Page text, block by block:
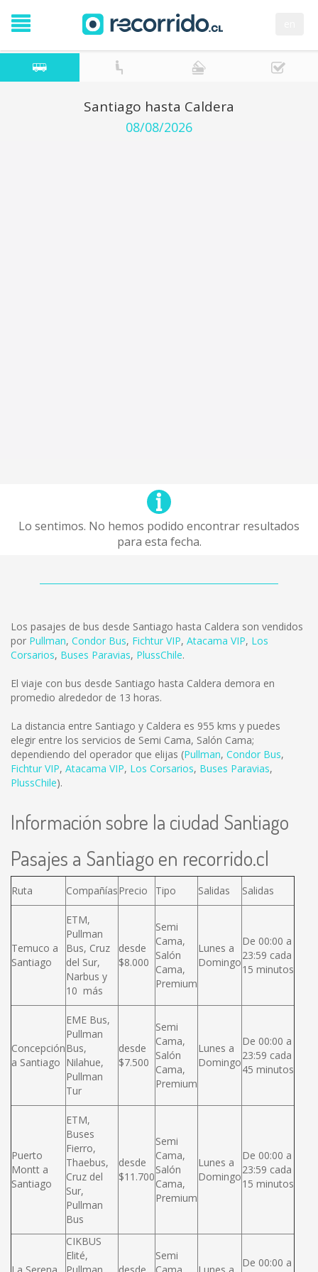
Santiago hasta Caldera
08/08/2026
Lo sentimos. No hemos podido encontrar resultados
para esta fecha.
Los pasajes de bus desde Santiago hasta Caldera son vendidos
por Pullman, Condor Bus, Fichtur VIP, Atacama VIP, Los
Corsarios, Buses Paravias, PlussChile.
El viaje con bus desde Santiago hasta Caldera demora en
promedio alrededor de 13 horas.
La distancia entre Santiago y Caldera es 955 kms y puedes
elegir entre los servicios de Semi Cama, Salón Cama;
dependiendo del operador que elijas (Pullman, Condor Bus,
Fichtur VIP, Atacama VIP, Los Corsarios, Buses Paravias,
PlussChile).
Información sobre la ciudad Santiago
Pasajes a Santiago en recorrido.cl
Ruta CompañíasPrecio Tipo Salidas Salidas
Temuco a
Santiago
ETM,
Pullman
Bus, Cruz
del Sur,
Narbus y
10 más
desde
$8.000
Semi
Cama,
Salón
Cama,
Premium
Lunes a
Domingo
De 00:00 a
23:59 cada
15 minutos
Concepción
a Santiago
EME Bus,
Pullman
Bus,
Nilahue,
Pullman
Tur
desde
$7.500
Semi
Cama,
Salón
Cama,
Premium
Lunes a
Domingo
De 00:00 a
23:59 cada
45 minutos
Puerto
Montt a
Santiago
ETM,
Buses
Fierro,
Thaebus,
Cruz del
Sur,
Pullman
Bus
desde
$11.700
Semi
Cama,
Salón
Cama,
Premium
Lunes a
Domingo
De 00:00 a
23:59 cada
15 minutos
CIKBUS
Elité,
Semi
De 00:00 a